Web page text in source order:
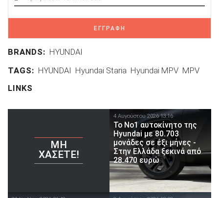
ΕΓΓΡΑΦΗ
BRANDS: HYUNDAI
TAGS: HYUNDAI Hyundai Staria Hyundai MPV MPV
LINKS
ΜΗ
ΧΆΣΕΤΕ!
4 Αυγούστου 2026 13:16
Το Νο1 αυτοκίνητο της
Hyundai με 80.703
μονάδες σε έξι μήνες -
Στην Ελλάδα ξεκινά από
28.470 ευρώ